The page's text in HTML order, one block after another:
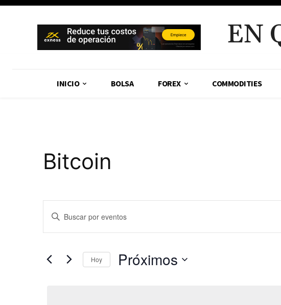
EN
INICIO BOLSA FOREX COMMODITIES
Bitcoin
Navegación
de
búsqueda
Introduce
palabra
Busca
Eventos
Hoy Próximos